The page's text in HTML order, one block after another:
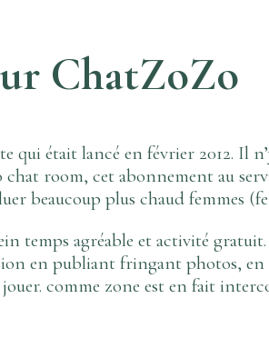
ChatZoZo
était lancé en février 2012. Il
room, cet abonnement au
beaucoup plus chaud femmes
temps agréable et activité
en publiant fringant photos,
comme zone est en fait